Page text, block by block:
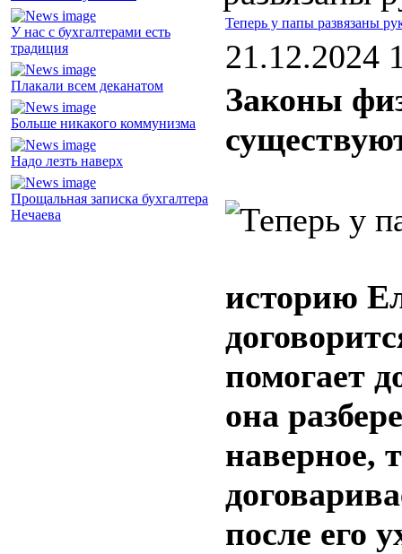
У нас с бухгалтерами есть
традиция
Плакали всем деканатом
Больше никакого коммунизма
Надо лезть наверх
Прощальная записка бухгалтера
Нечаева
Теперь у папы развязаны
21.12.2024
Законы
историю
помогает
она
наверное,
после его